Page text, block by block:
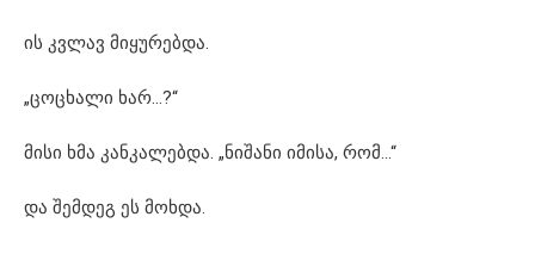
ის კვლავ მიყურებდა.
„ცოცხალი ხარ…?“
მისი ხმა კანკალებდა. „ნიშანი იმისა, რომ…“
და შემდეგ ეს მოხდა.